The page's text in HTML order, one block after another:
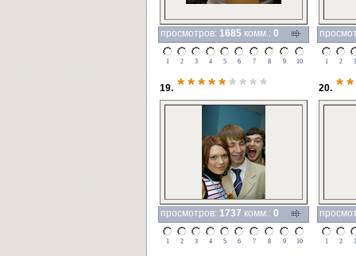
просмотров: 1685 комм.: 0
1 2 3 4 5 6 7 8 9 10 1 2 3
19. ***** ****
просмотров: 1737 комм.: 0
1 2 3 4 5 6 7 8 9 10
20.
1 2 3